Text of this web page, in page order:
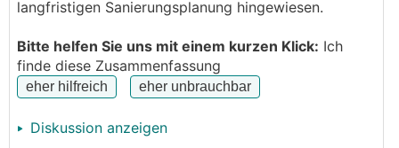
Dachschräge: 35°
Nord-Ost Dachfläche Azimut ca. -105°
langfristigen Sanierungsplanung hingewiesen.
Bitte helfen Sie uns mit einem kurzen Klick: Ich
finde diese Zusammenfassung
Diskussion anzeigen